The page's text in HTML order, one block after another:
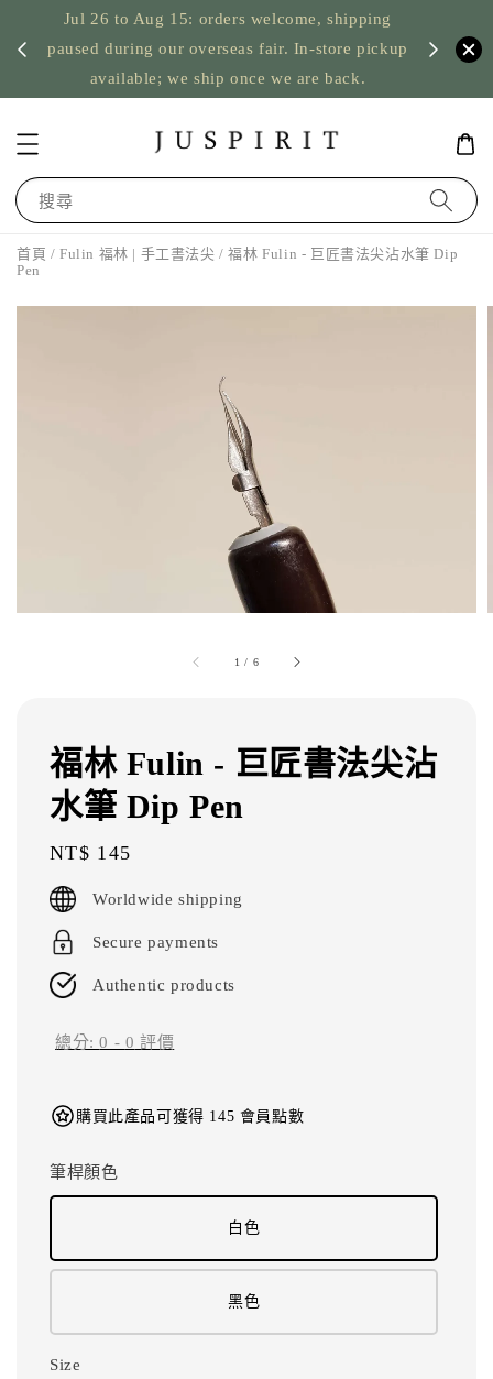
Jul 26 to Aug 15: orders welcome, shipping
paused during our overseas fair. In-store pickup
available; we ship once we are back.
US
搜尋
首頁 /Fulin 福林 | 手工書法尖 / 福林 Fulin - 巨匠書法尖沾水筆 Dip
Pen
1 / 6
福林 Fulin - 巨匠書法尖沾
水筆 Dip Pen
Regular
price
NT$ 145
Worldwide shipping
Secure payments
Authentic products
總分:0 - 0 評價
購買此產品可獲得 145 會員點數
筆桿顏色
白色
黑色
Size